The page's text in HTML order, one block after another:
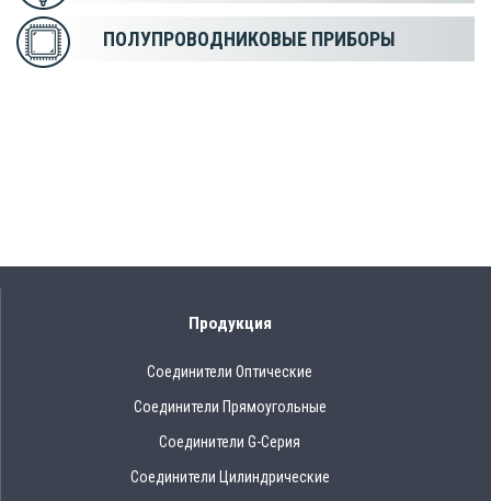
ПОЛУПРОВОДНИКОВЫЕ ПРИБОРЫ
Продукция
Соединители Оптические
Соединители Прямоугольные
Соединители G-Серия
Соединители Цилиндрические